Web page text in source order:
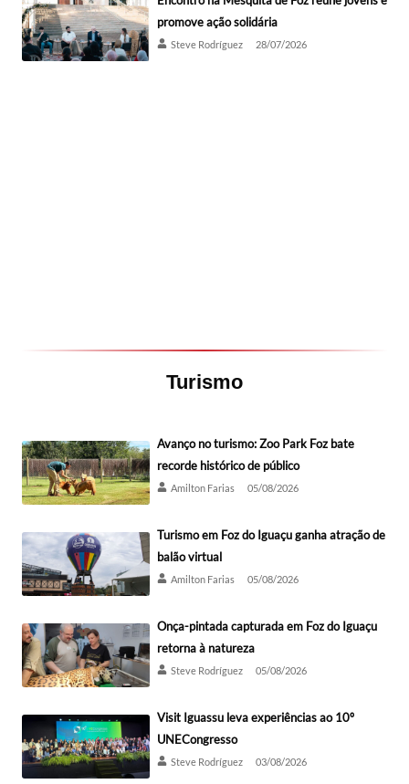
promove ação solidária
Steve Rodríguez 28/07/2026
Turismo
Avanço no turismo: Zoo Park Foz bate
recorde histórico de público
Amilton Farias 05/08/2026
Turismo em Foz do Iguaçu ganha atração de
balão virtual
Amilton Farias 05/08/2026
Onça-pintada capturada em Foz do Iguaçu
retorna à natureza
Steve Rodríguez 05/08/2026
Visit Iguassu leva experiências ao 10º
UNECongresso
Steve Rodríguez 03/08/2026